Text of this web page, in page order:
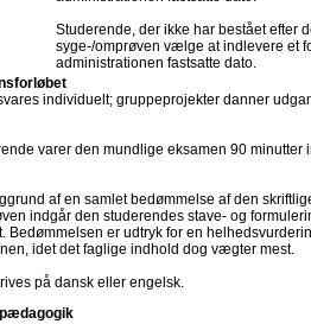
Studerende, der ikke har bestået efter
syge-/omprøven vælge at indlevere et
administrationen fastsatte dato.
individuelt; gruppeprojekter danner
varer den mundlige eksamen 90 minutter
af en samlet bedømmelse af den
indgår den studerendes stave- og
Bedømmelsen er udtryk for en
idet det faglige indhold dog vægter mest.
på dansk eller engelsk.